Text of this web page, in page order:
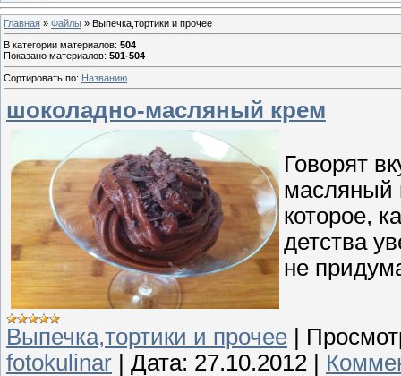
Главная » Файлы » Выпечка,тортики и прочее
В категории материалов: 504
Показано материалов: 501-504
Сортировать по: Названию
шоколадно-масляный крем
Говорят
масляный
которое,
детства
не
Выпечка,тортики и прочее |
fotokulinar | Дата: 27.10.2012 |